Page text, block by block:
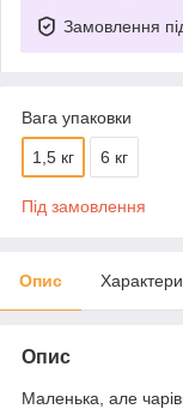
Замовлення
Вага упаковки
1,5 кг 6 кг
Під замовлення
Опис
Опис
Маленька, але